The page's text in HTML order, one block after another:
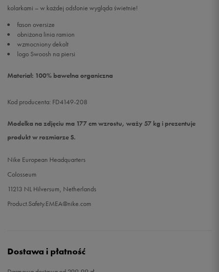
kolarkami – w każdej odsłonie wygląda świetnie!
fason oversize
obniżona linia ramion
wzmocniony dekolt
logo Swoosh na piersi
Materiał: 100% bawełna organiczna
Kod producenta: FD4149-208
Modelka na zdjęciu ma 177 cm wzrostu, waży 57 kg i prezentuje
produkt w rozmiarze S.
Nike European Headquarters
Colosseum
11213 NL Hilversum, Netherlands
Product.Safety.EMEA@nike.com
Dostawa i płatność